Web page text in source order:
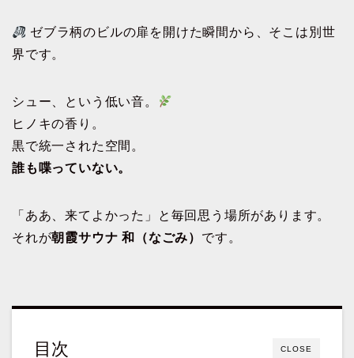
ゼブラ柄のビルの扉を開けた瞬間から、そこは別世
界です。
シュー、という低い音。
ヒノキの香り。
黒で統一された空間。
誰も喋っていない。
「ああ、来てよかった」と毎回思う場所があります。
それが朝霞サウナ 和（なごみ） です。
CLOSE
目次